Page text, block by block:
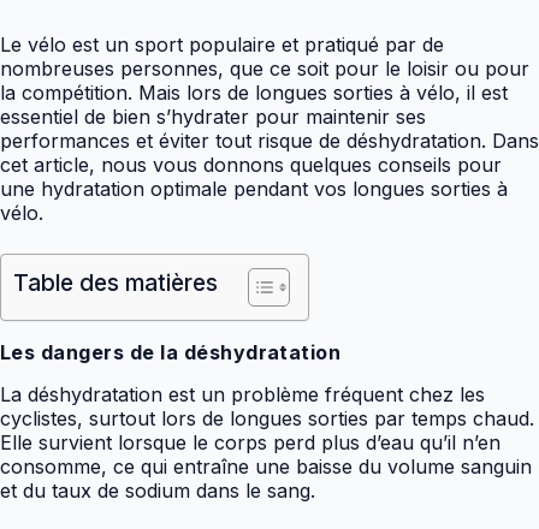
Le vélo est un sport populaire et pratiqué par de
nombreuses personnes, que ce soit pour le loisir ou pour
la compétition. Mais lors de longues sorties à vélo, il est
essentiel de bien s’hydrater pour maintenir ses
performances et éviter tout risque de déshydratation. Dans
cet article, nous vous donnons quelques conseils pour
une hydratation optimale pendant vos longues sorties à
vélo.
Table des matières
Les dangers de la déshydratation
La déshydratation est un problème fréquent chez les
cyclistes, surtout lors de longues sorties par temps chaud.
Elle survient lorsque le corps perd plus d’eau qu’il n’en
consomme, ce qui entraîne une baisse du volume sanguin
et du taux de sodium dans le sang.